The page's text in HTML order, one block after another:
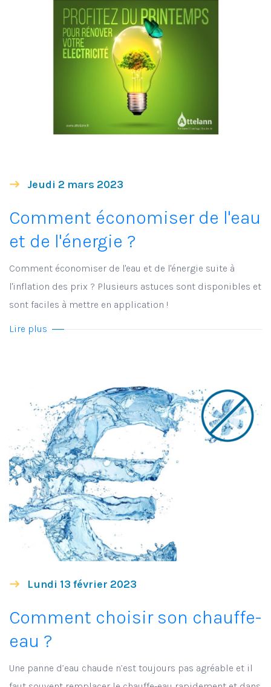
Jeudi 2 mars 2023
Comment économiser de l'eau
et de l'énergie ?
Comment économiser de l'eau et de l'énergie suite à
l'inflation des prix ? Plusieurs astuces sont disponibles et
sont faciles à mettre en application !
Lire plus
Lundi 13 février 2023
Comment choisir son chauffe-
eau ?
Une panne d’eau chaude n’est toujours pas agréable et il